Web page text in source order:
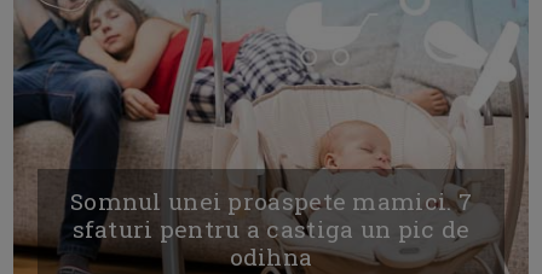
Somnul unei proaspete mamici. 7
sfaturi pentru a castiga un pic de
odihna